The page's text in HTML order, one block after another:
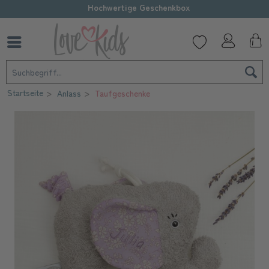
Hochwertige Geschenkbox
Startseite Anlass Taufgeschenke